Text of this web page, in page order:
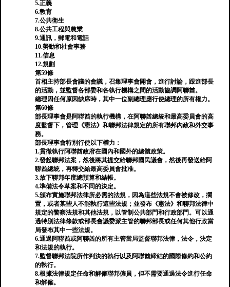
5.正義
6.教育
7.公共衛生
8.公共工程與農業
9.通訊，郵電和電話
10.勞動和社會事務
11.信息
12.規劃
第59條
首相主持部長會議的會議，召集理事會開會，進行討論，跟進部長
的活動，並監督各部委和各執行機構之間的活動協調阿聯酋。
總理因任何原因缺席時，其中一位副總理應行使總理的所有權力。
第60條
部長理事會是阿聯酋的執行機構，在阿聯酋總統和最高委員會的高
度監督下，管理《憲法》和聯邦法律規定的所有聯邦內政和外交事
務。
部長理事會特別行使以下權力：
1.貫徹執行阿聯酋政府在國內和國外的總體政策。
2.發起聯邦法案，然後將其提交給聯邦國民議會，然後再發送給阿
聯酋總統，再轉交給最高委員會批准。
3.放下聯邦年度總預算和結帳。
4.準備法令草案和不同的決定。
5.頒布實施聯邦法律所必需的法規，因為這些法規不會被修改，擱
置，或者某些人不能執行這些法規；並發布《憲法》和聯邦法律中
規定的警察法規和其他法規，以管制公共部門和行政部門。可以通
過特別法律條款或部長會議委派主管的聯邦部長或任何其他行政當
局發布其中一些法規。
6.通過阿聯酋或阿聯酋的所有主管當局監督聯邦法律，法令，決定
和法規的執行。
7.監督聯邦法院所作判決的執行以及阿聯酋締結的國際條約和公約
的執行。
8.根據法律規定任命和解僱聯邦僱員，但不需要通過法令進行任命
和解僱。